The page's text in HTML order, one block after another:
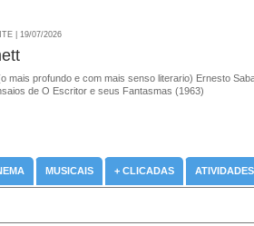
| 19/07/2026
mais profundo e com mais senso literario) Ernesto
de O Escritor e seus Fantasmas (1963)
MUSICAIS + CLICADAS